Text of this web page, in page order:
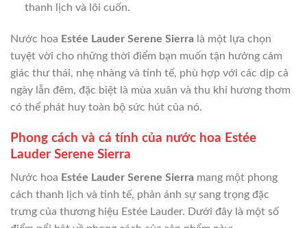
thanh lịch và lôi cuốn.
Nước hoa Estée Lauder Serene Sierra là một lựa chọn
tuyệt vời cho những thời điểm bạn muốn tận hưởng cảm
giác thư thái, nhẹ nhàng và tinh tế, phù hợp với các dịp cả
ngày lẫn đêm, đặc biệt là mùa xuân và thu khi hương thơm
có thể phát huy toàn bộ sức hút của nó.
Phong cách và cá tính của nước hoa Estée
Lauder Serene Sierra
Nước hoa Estée Lauder Serene Sierra mang một phong
cách thanh lịch và tinh tế, phản ánh sự sang trọng đặc
trưng của thương hiệu Estée Lauder. Dưới đây là một số